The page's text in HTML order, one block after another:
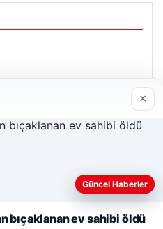
geliştirmek amacıyla çerezler
×
Güncel Haberler
bıçaklanan ev sahibi öldü
lemagrup.com.tr